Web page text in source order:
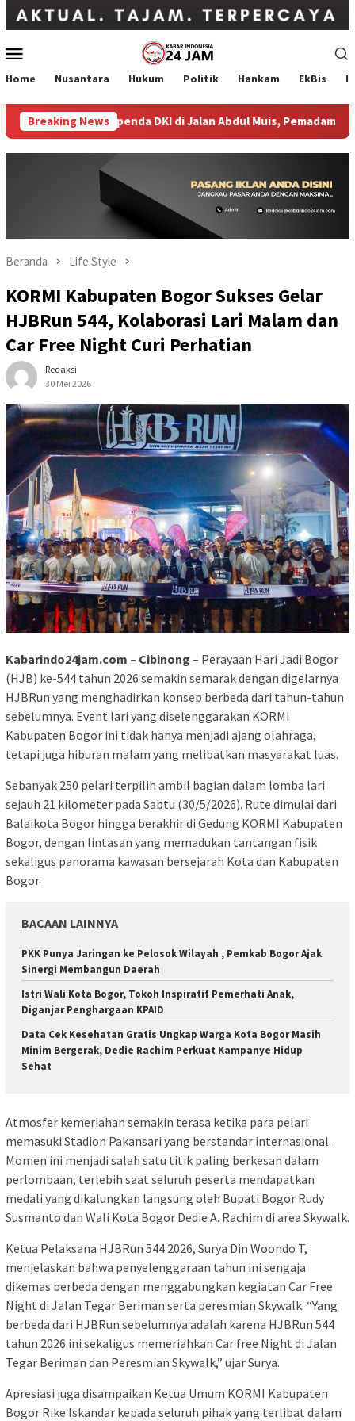
Loncat
Mobile
Home Nusantara Hukum Politik Hankam EkBis
Breaking News
Gedung Bapenda DKI di Jalan Abdul Muis, Pemadaman
Beranda Life Style
KORMI Kabupaten Bogor Sukses Gelar
HJBRun 544, Kolaborasi Lari Malam dan
Car Free Night Curi Perhatian
Redaksi
30 Mei 2026
Kabarindo24jam.com – Cibinong – Perayaan Hari Jadi Bogor
(HJB) ke-544 tahun 2026 semakin semarak dengan digelarnya
HJBRun yang menghadirkan konsep berbeda dari tahun-tahun
sebelumnya. Event lari yang diselenggarakan KORMI
Kabupaten Bogor ini tidak hanya menjadi ajang olahraga,
tetapi juga hiburan malam yang melibatkan masyarakat luas.
Sebanyak 250 pelari terpilih ambil bagian dalam lomba lari
sejauh 21 kilometer pada Sabtu (30/5/2026). Rute dimulai dari
Balaikota Bogor hingga berakhir di Gedung KORMI Kabupaten
Bogor, dengan lintasan yang memadukan tantangan fisik
sekaligus panorama kawasan bersejarah Kota dan Kabupaten
Bogor.
BACAAN LAINNYA
PKK Punya Jaringan ke Pelosok Wilayah , Pemkab Bogor Ajak
Sinergi Membangun Daerah
Istri Wali Kota Bogor, Tokoh Inspiratif Pemerhati Anak,
Diganjar Penghargaan KPAID
Data Cek Kesehatan Gratis Ungkap Warga Kota Bogor Masih
Minim Bergerak, Dedie Rachim Perkuat Kampanye Hidup
Sehat
Atmosfer kemeriahan semakin terasa ketika para pelari
memasuki Stadion Pakansari yang berstandar internasional.
Momen ini menjadi salah satu titik paling berkesan dalam
perlombaan, terlebih saat seluruh peserta mendapatkan
medali yang dikalungkan langsung oleh Bupati Bogor Rudy
Susmanto dan Wali Kota Bogor Dedie A. Rachim di area Skywalk.
Ketua Pelaksana HJBRun 544 2026, Surya Din Woondo T,
menjelaskan bahwa penyelenggaraan tahun ini sengaja
dikemas berbeda dengan menggabungkan kegiatan Car Free
Night di Jalan Tegar Beriman serta peresmian Skywalk. “Yang
berbeda dari HJBRun sebelumnya adalah karena HJBRun 544
tahun 2026 ini sekaligus memeriahkan Car free Night di Jalan
Tegar Beriman dan Peresmian Skywalk,” ujar Surya.
Apresiasi juga disampaikan Ketua Umum KORMI Kabupaten
Bogor Rike Iskandar kepada seluruh pihak yang terlibat dalam